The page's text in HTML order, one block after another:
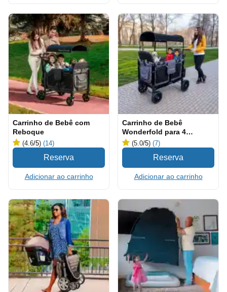
Carrinho de Bebê com
Reboque
(4.6/5) (14)
Adicionar ao carrinho
Carrinho de Bebê
Wonderfold para 4
Pessoas
(5.0/5) (7)
Adicionar ao carrinho